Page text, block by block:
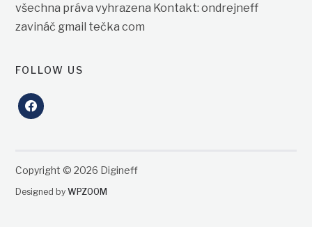
všechna práva vyhrazena Kontakt: ondrejneff
zavináč gmail tečka com
FOLLOW US
facebook
Copyright © 2026 Digineff
Designed byWPZOOM